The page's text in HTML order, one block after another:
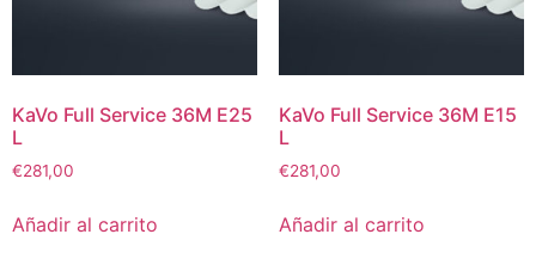
KaVo Full Service 36M E25
L
€281,00
Añadir al carrito
KaVo Full Service 36M E15
L
€281,00
Añadir al carrito